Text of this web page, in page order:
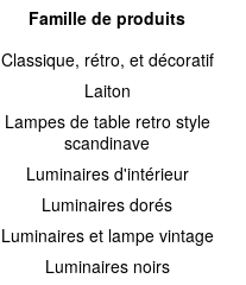
Famille de produits
Classique, rétro, et décoratif
Laiton
Lampes de table retro style
scandinave
Luminaires d'intérieur
Luminaires dorés
Luminaires et lampe vintage
Luminaires noirs